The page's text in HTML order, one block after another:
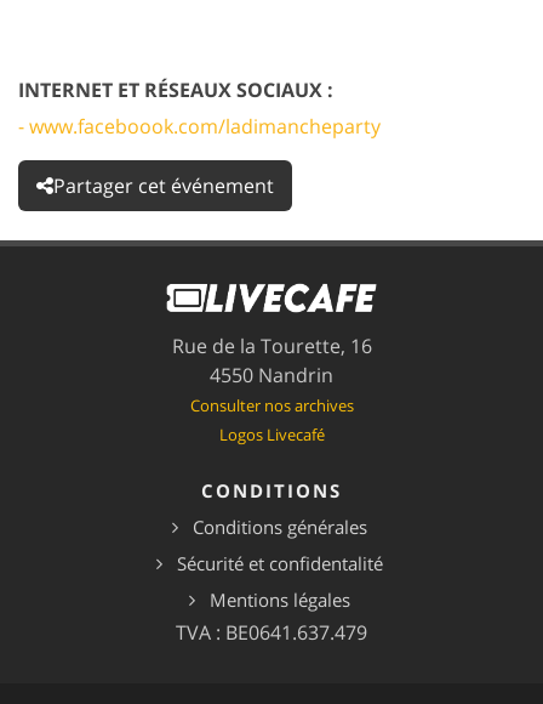
INTERNET ET RÉSEAUX SOCIAUX :
- www.faceboook.com/ladimancheparty
Partager cet événement
Rue de la Tourette, 16
4550 Nandrin
Consulter nos archives
Logos Livecafé
CONDITIONS
Conditions générales
Sécurité et confidentalité
Mentions légales
TVA : BE0641.637.479